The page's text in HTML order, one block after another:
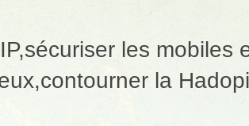
les mobiles
la